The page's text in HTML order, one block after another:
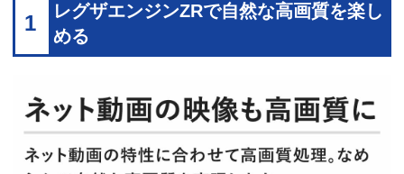
1
レグザエンジンZRで自然な高画質を楽し
める